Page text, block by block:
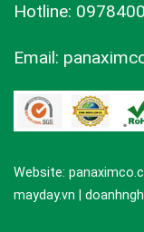
Hotline:
Email:
Website:
mayday.vn |